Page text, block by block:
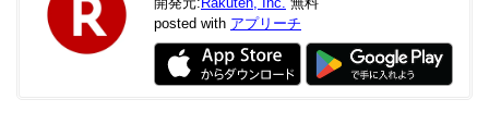
posted with アプリーチ